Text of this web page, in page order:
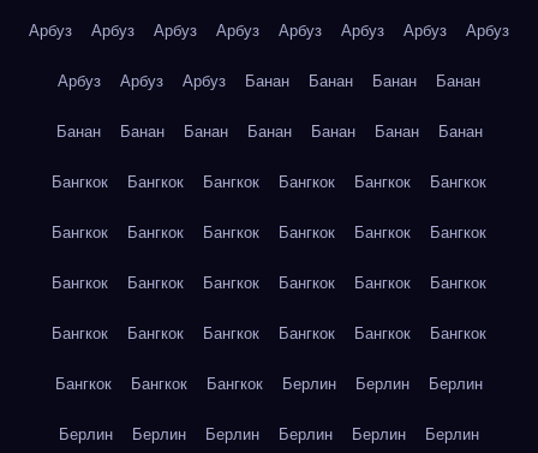
Арбуз Арбуз Арбуз Арбуз Арбуз Арбуз Арбуз Арбуз
Арбуз Арбуз Арбуз Банан Банан Банан Банан
Банан Банан Банан Банан Банан Банан Банан
Бангкок Бангкок Бангкок Бангкок Бангкок Бангкок
Бангкок Бангкок Бангкок Бангкок Бангкок Бангкок
Бангкок Бангкок Бангкок Бангкок Бангкок Бангкок
Бангкок Бангкок Бангкок Бангкок Бангкок Бангкок
Бангкок Бангкок Бангкок Берлин Берлин Берлин
Берлин Берлин Берлин Берлин Берлин Берлин